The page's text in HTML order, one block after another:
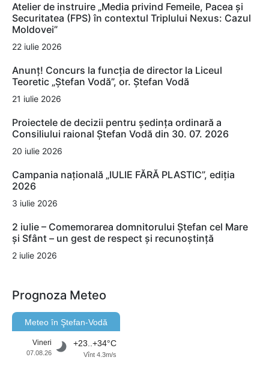
Atelier de instruire „Media privind Femeile, Pacea și
Securitatea (FPS) în contextul Triplului Nexus: Cazul
Moldovei”
22 iulie 2026
Anunț! Concurs la funcția de director la Liceul
Teoretic „Ștefan Vodă”, or. Ștefan Vodă
21 iulie 2026
Proiectele de decizii pentru ședința ordinară a
Consiliului raional Ștefan Vodă din 30. 07. 2026
20 iulie 2026
Campania națională „IULIE FĂRĂ PLASTIC”, ediția
2026
3 iulie 2026
2 iulie – Comemorarea domnitorului Ștefan cel Mare
și Sfânt – un gest de respect și recunoștință
2 iulie 2026
Prognoza Meteo
Meteo în Ştefan-Vodă
Vineri
07.08.26
+23..+34°C
Vînt 4.3m/s